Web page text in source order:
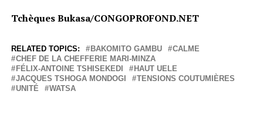
Tchèques Bukasa/CONGOPROFOND.NET
RELATED TOPICS: BAKOMITO GAMBU
CALME
CHEF DE LA CHEFFERIE MARI-MINZA
FÉLIX-ANTOINE TSHISEKEDI
HAUT UELE
JACQUES TSHOGA MONDOGI
TENSIONS COUTUMIÈRES
UNITÉ
WATSA